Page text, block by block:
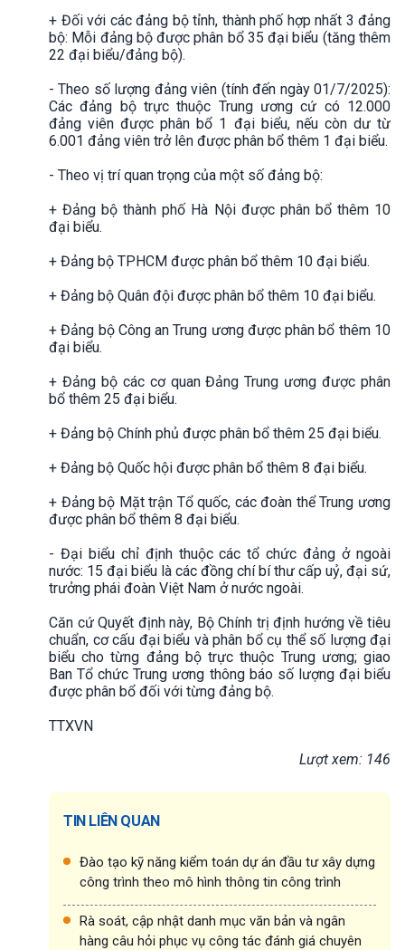
+ Đối với các đảng bộ tỉnh, thành phố hợp nhất 3 đảng
bộ: Mỗi đảng bộ được phân bổ 35 đại biểu (tăng thêm
22 đại biểu/đảng bộ).
- Theo số lượng đảng viên (tính đến ngày 01/7/2025):
Các đảng bộ trực thuộc Trung ương cứ có 12.000
đảng viên được phân bổ 1 đại biểu, nếu còn dư từ
6.001 đảng viên trở lên được phân bổ thêm 1 đại biểu.
- Theo vị trí quan trọng của một số đảng bộ:
+ Đảng bộ thành phố Hà Nội được phân bổ thêm 10
đại biểu.
+ Đảng bộ TPHCM được phân bổ thêm 10 đại biểu.
+ Đảng bộ Quân đội được phân bổ thêm 10 đại biểu.
+ Đảng bộ Công an Trung ương được phân bổ thêm 10
đại biểu.
+ Đảng bộ các cơ quan Đảng Trung ương được phân
bổ thêm 25 đại biểu.
+ Đảng bộ Chính phủ được phân bổ thêm 25 đại biểu.
+ Đảng bộ Quốc hội được phân bổ thêm 8 đại biểu.
+ Đảng bộ Mặt trận Tổ quốc, các đoàn thể Trung ương
được phân bổ thêm 8 đại biểu.
- Đại biểu chỉ định thuộc các tổ chức đảng ở ngoài
nước: 15 đại biểu là các đồng chí bí thư cấp uỷ, đại sứ,
trưởng phái đoàn Việt Nam ở nước ngoài.
Căn cứ Quyết định này, Bộ Chính trị định hướng về tiêu
chuẩn, cơ cấu đại biểu và phân bổ cụ thể số lượng đại
biểu cho từng đảng bộ trực thuộc Trung ương; giao
Ban Tổ chức Trung ương thông báo số lượng đại biểu
được phân bổ đối với từng đảng bộ.
TTXVN
Lượt xem: 146
TIN LIÊN QUAN
Đào tạo kỹ năng kiểm toán dự án đầu tư xây dựng
công trình theo mô hình thông tin công trình
Rà soát, cập nhật danh mục văn bản và ngân
hàng câu hỏi phục vụ công tác đánh giá chuyên